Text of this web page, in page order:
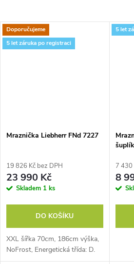
Doporučujeme
5 let záruka po registraci
Mraznička Liebherr FNd 7227
19 826 Kč bez DPH
23 990 Kč
Skladem 1 ks
DO KOŠÍKU
XXL šířka 70cm, 186cm výška,
NoFrost, Energetická třída: D.
5 let
7 430
8